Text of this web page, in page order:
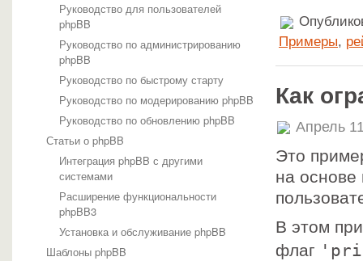
Руководство для пользователей
phpBB
Руководство по администрированию
phpBB
Руководство по быстрому старту
Руководство по модерированию phpBB
Руководство по обновлению phpBB
Статьи о phpBB
Интеграция phpBB с другими
системами
Расширение функциональности
phpBB3
Установка и обслуживание phpBB
Шаблоны phpBB
Примеры,
Как
Апрель
Это
на основе
В этом
флаг